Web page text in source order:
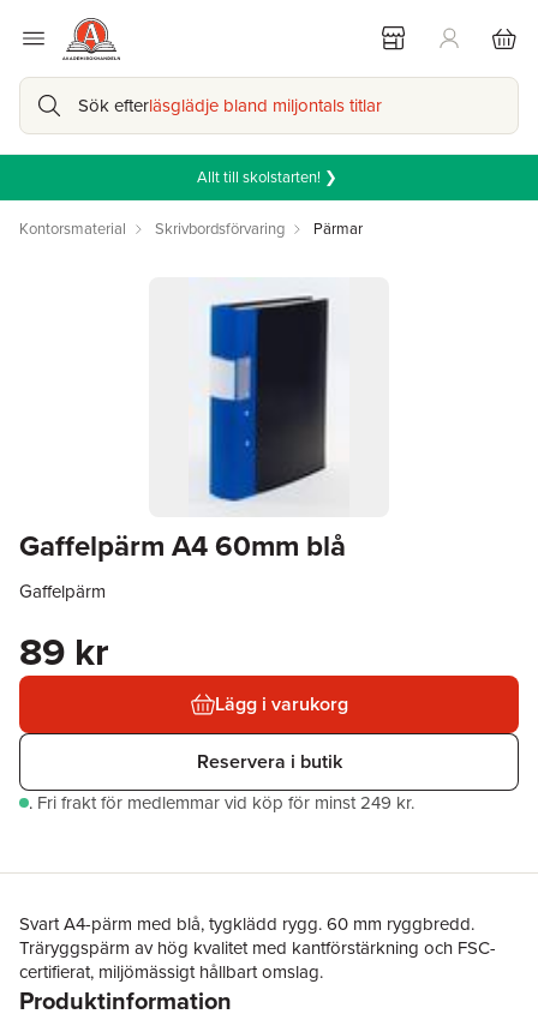
Sök efterläsglädje bland miljontals titlar
Allt till skolstarten! ❯
Kontorsmaterial Skrivbordsförvaring Pärmar
Gaffelpärm A4 60mm blå
Gaffelpärm
89 kr
Lägg i varukorg
Reservera i butik
. Fri frakt för medlemmar vid köp för minst 249 kr.
Svart A4-pärm med blå, tygklädd rygg. 60 mm ryggbredd.
Träryggspärm av hög kvalitet med kantförstärkning och FSC-
certifierat, miljömässigt hållbart omslag.
Produktinformation